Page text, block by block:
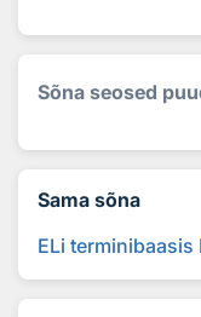
Sõna seosed
Sama sõna
ELi terminibaasis